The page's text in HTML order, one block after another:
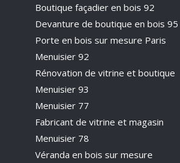
Boutique façadier en bois 92
Devanture de boutique en bois 95
Porte en bois sur mesure Paris
Menuisier 92
Rénovation de vitrine et boutique
Menuisier 93
Menuisier 77
Fabricant de vitrine et magasin
Menuisier 78
Véranda en bois sur mesure